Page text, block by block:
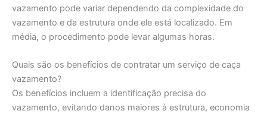
vazamento pode variar dependendo da complexidade do
vazamento e da estrutura onde ele está localizado. Em
média, o procedimento pode levar algumas horas.
Quais são os benefícios de contratar um serviço de caça
vazamento?
Os benefícios incluem a identificação precisa do
vazamento, evitando danos maiores à estrutura, economia